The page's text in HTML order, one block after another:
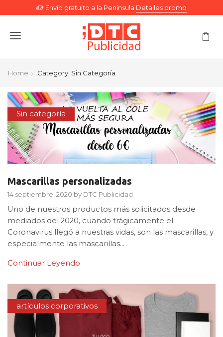
Envío gratuito a la Península Detalles promo
Menu
Home Category: Sin Categoría
Sin categoría
Mascarillas personalizadas
14 septiembre, 2020 by DTC Publicidad
Uno de nuestros productos más solicitados desde
mediados del 2020, cuando trágicamente el
Coronavirus llegó a nuestras vidas, son las mascarillas, y
especialmente las mascarillas…
Continuar Leyendo
artículos corporativos